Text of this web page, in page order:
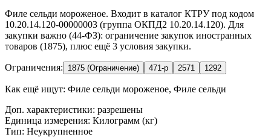
Филе сельди мороженое. Входит в каталог КТРУ под кодом
10.20.14.120-00000003 (группа ОКПД2 10.20.14.120). Для
закупки важно (44-ФЗ): ограничение закупок иностранных
товаров (1875), плюс ещё 3 условия закупки.
Ограничения: 1875 (Ограничение) 471-р 2571 1292
Как ещё ищут: Филе сельди мороженое, Филе сельди
Доп. характеристики: разрешены
Единица измерения: Килограмм (кг)
Тип: Неукрупненное